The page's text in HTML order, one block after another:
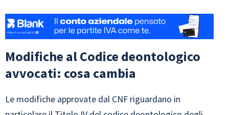
Modifiche al Codice deontologico
avvocati: cosa cambia
Le modifiche approvate dal CNF riguardano in